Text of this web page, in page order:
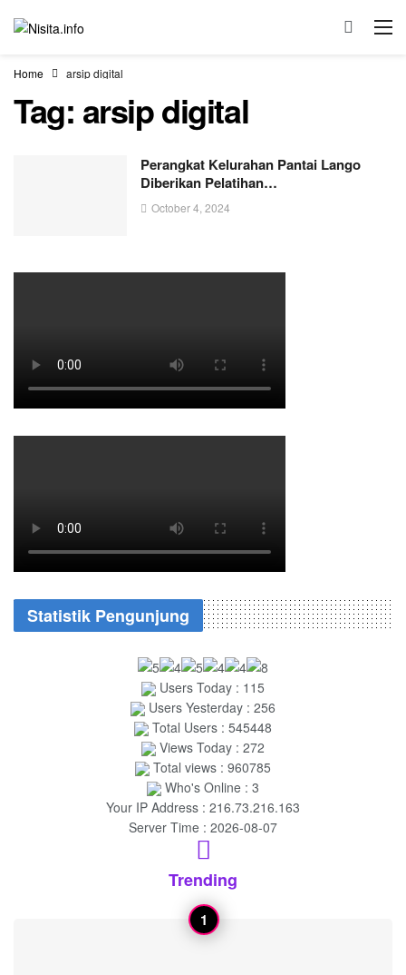
Home arsip digital
Tag: arsip digital
Perangkat Kelurahan Pantai Lango
Diberikan Pelatihan…
October 4, 2024
Statistik Pengunjung
Users Today : 115
Users Yesterday : 256
Total Users : 545448
Views Today : 272
Total views : 960785
Who's Online : 3
Your IP Address : 216.73.216.163
Server Time : 2026-08-07
Trending